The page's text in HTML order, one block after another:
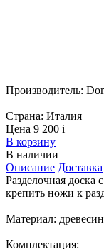
Производитель:
Страна: Италия
Цена 9 200 i
В корзину
В наличии
Описание Доставка
Разделочная
крепить ножи к
Материал:
Комплектация: